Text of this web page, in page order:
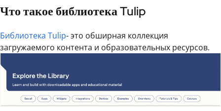
Что такое библиотека Tulip
Библиотека Tulip- это обширная коллекция
загружаемого контента и образовательных ресурсов.